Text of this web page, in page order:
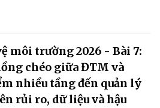
môi trường 2026 - Bài 7:
chéo giữa ĐTM và
nhiều tầng đến quản lý
rủi ro, dữ liệu và hậu